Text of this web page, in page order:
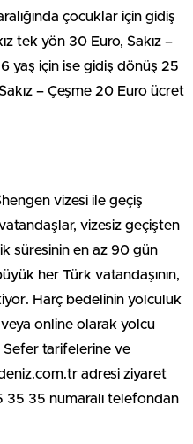
çocuklar için gidiş
tek yön 30 Euro, Sakız –
yaş için ise gidiş dönüş 25
– Çeşme 20 Euro ücret
vizesi ile geçiş
vizesiz geçişten
süresinin en az 90 gün
her Türk vatandaşının,
Harç bedelinin yolculuk
online olarak yolcu
Sefer tarifelerine ve
adresi ziyaret
35 35 numaralı telefondan